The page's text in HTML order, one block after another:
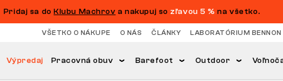
Pridaj sa doKlubu Machrov a nakupuj so zľavou 5 % na všetko.
VŠETKO O NÁKUPE O NÁS ČLÁNKY LABORATÓRIUM BENNON
Výpredaj Pracovná obuv Barefoot Outdoor